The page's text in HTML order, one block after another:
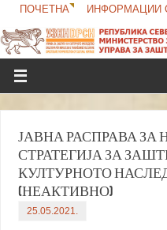
ПОЧЕТНА ИНФОРМАЦИИ
ЈАВНА РАСПРАВА
СТРАТЕГИЈА ЗА
КУЛТУРНОТО
(НЕАКТИВНО)
25.05.2021.